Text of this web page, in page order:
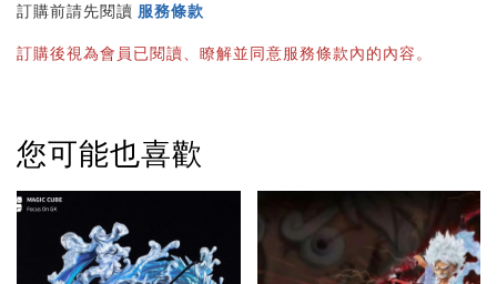
訂購前請先閱讀 服務條款
訂購後視為會員已閱讀、瞭解並同意服務條款內的內容。
您可能也喜歡